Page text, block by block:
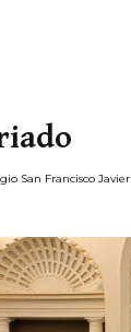
San Francisco Javier